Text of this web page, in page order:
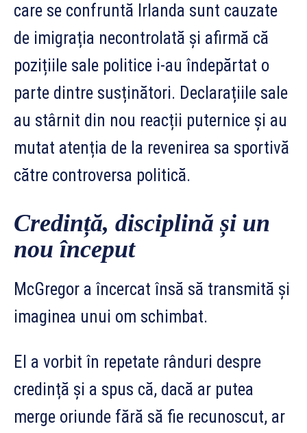
care se confruntă Irlanda sunt cauzate
de imigrația necontrolată și afirmă că
pozițiile sale politice i-au îndepărtat o
parte dintre susținători. Declarațiile sale
au stârnit din nou reacții puternice și au
mutat atenția de la revenirea sa sportivă
către controversa politică.
Credință, disciplină și un
nou început
McGregor a încercat însă să transmită și
imaginea unui om schimbat.
El a vorbit în repetate rânduri despre
credință și a spus că, dacă ar putea
merge oriunde fără să fie recunoscut, ar